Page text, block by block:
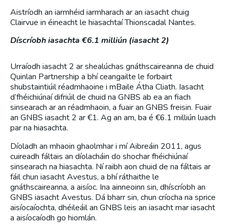
Aistríodh an iarmhéid iarmharach ar an iasacht chuig
Clairvue in éineacht le hiasachtaí Thionscadal Nantes.
Díscríobh iasachta €6.1 milliún (iasacht 2)
Urraíodh iasacht 2 ar shealúchas gnáthscaireanna de chuid
Quinlan Partnership a bhí ceangailte le forbairt
shubstaintiúil réadmhaoine i mBaile Átha Cliath. Iasacht
d’fhéichiúnaí difriúil de chuid na GNBS ab ea an fiach
sinsearach ar an réadmhaoin, a fuair an GNBS freisin. Fuair
an GNBS iasacht 2 ar €1. Ag an am, ba é €6.1 milliún luach
par na hiasachta.
Díoladh an mhaoin ghaolmhar i mí Aibreáin 2011, agus
cuireadh fáltais an díolacháin do shochar fhéichiúnaí
sinsearach na hiasachta. Ní raibh aon chuid de na fáltais ar
fáil chun iasacht Avestus, a bhí ráthaithe le
gnáthscaireanna, a aisíoc. Ina ainneoinn sin, dhíscríobh an
GNBS iasacht Avestus. Dá bharr sin, chun críocha na sprice
aisíocaíochta, dhéileáil an GNBS leis an iasacht mar iasacht
a aisíocaíodh go hiomlán.